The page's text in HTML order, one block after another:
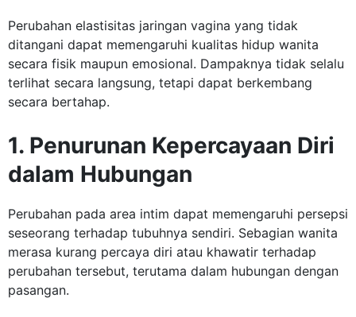
Perubahan elastisitas jaringan vagina yang tidak
ditangani dapat memengaruhi kualitas hidup wanita
secara fisik maupun emosional. Dampaknya tidak selalu
terlihat secara langsung, tetapi dapat berkembang
secara bertahap.
1. Penurunan Kepercayaan Diri
dalam Hubungan
Perubahan pada area intim dapat memengaruhi persepsi
seseorang terhadap tubuhnya sendiri. Sebagian wanita
merasa kurang percaya diri atau khawatir terhadap
perubahan tersebut, terutama dalam hubungan dengan
pasangan.